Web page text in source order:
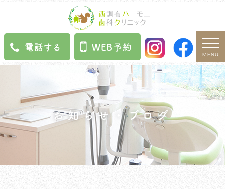
電話する WEB予約
MENU
お知らせ・ブログ